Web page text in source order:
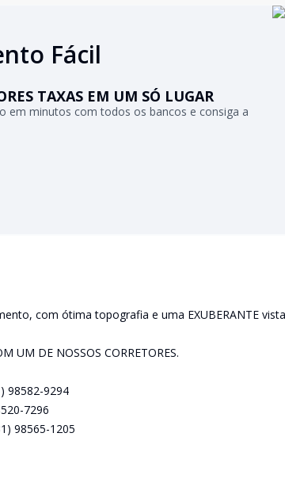
Fácil
TAXAS EM UM SÓ LUGAR
em minutos com todos os bancos e consiga a
com ótima topografia e uma EXUBERANTE
UM DE NOSSOS CORRETORES.
98582-9294
7296
98565-1205